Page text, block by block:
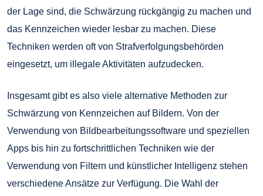
der Lage sind, die Schwärzung rückgängig zu machen und
das Kennzeichen wieder lesbar zu machen. Diese
Techniken werden oft von Strafverfolgungsbehörden
eingesetzt, um illegale Aktivitäten aufzudecken.
Insgesamt gibt es also viele alternative Methoden zur
Schwärzung von Kennzeichen auf Bildern. Von der
Verwendung von Bildbearbeitungssoftware und speziellen
Apps bis hin zu fortschrittlichen Techniken wie der
Verwendung von Filtern und künstlicher Intelligenz stehen
verschiedene Ansätze zur Verfügung. Die Wahl der